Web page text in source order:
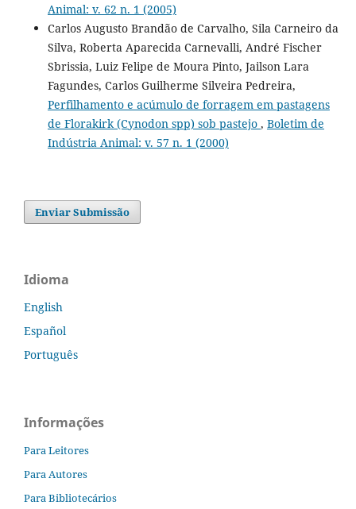
Animal: v. 62 n. 1 (2005)
Carlos Augusto Brandão de Carvalho, Sila Carneiro da
Silva, Roberta Aparecida Carnevalli, André Fischer
Sbrissia, Luiz Felipe de Moura Pinto, Jailson Lara
Fagundes, Carlos Guilherme Silveira Pedreira,
Perfilhamento e acúmulo de forragem em pastagens
de Florakirk (Cynodon spp) sob pastejo , Boletim de
Indústria Animal: v. 57 n. 1 (2000)
Enviar Submissão
Idioma
English
Español
Português
Informações
Para Leitores
Para Autores
Para Bibliotecários